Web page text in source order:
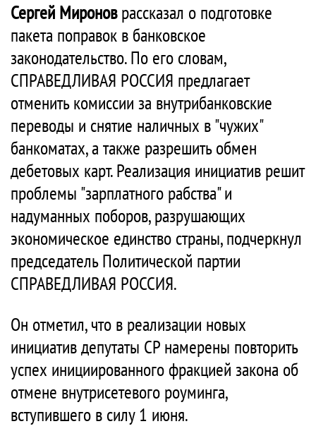
Сергей Мироноврассказал о подготовке
пакета поправок в банковское
законодательство. По его словам,
СПРАВЕДЛИВАЯ РОССИЯ предлагает
отменить комиссии за внутрибанковские
переводы и снятие наличных в "чужих"
банкоматах, а также разрешить обмен
дебетовых карт. Реализация инициатив решит
проблемы "зарплатного рабства" и
надуманных поборов, разрушающих
экономическое единство страны, подчеркнул
председатель Политической партии
СПРАВЕДЛИВАЯ РОССИЯ.
Он отметил, что в реализации новых
инициатив депутаты СР намерены повторить
успех инициированного фракцией закона об
отмене внутрисетевого роуминга,
вступившего в силу 1 июня.